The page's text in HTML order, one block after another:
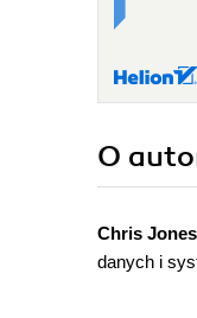
O
Chris Jones
danych i